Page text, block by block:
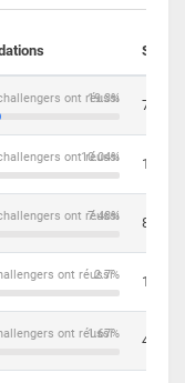
19.3%
ont réussi 7
10.04%
ont réussi 13
7.48%
ont réussi 8
2.7%
ont réussi 10
1.67%
ont réussi 4